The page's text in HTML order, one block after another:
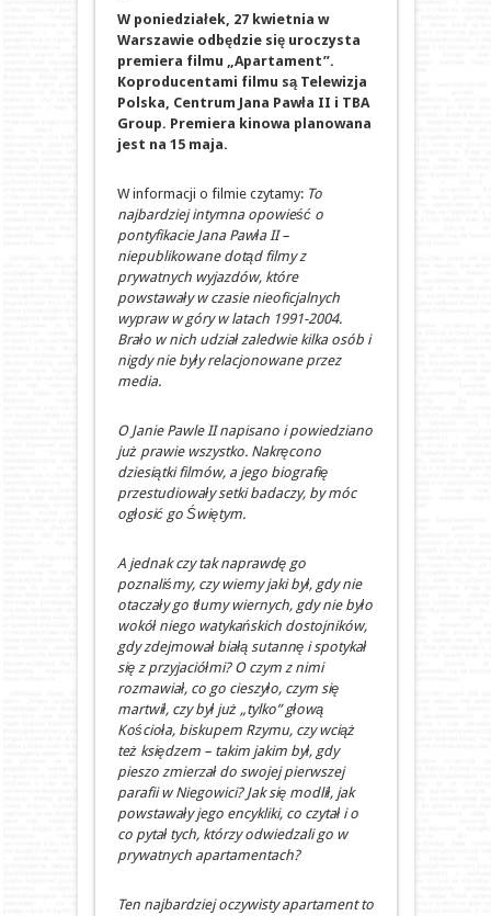
W poniedziałek, 27 kwietnia w
Warszawie odbędzie się uroczysta
premiera filmu „Apartament”.
Koproducentami filmu są Telewizja
Polska, Centrum Jana Pawła II i TBA
Group. Premiera kinowa planowana
jest na 15 maja.
W informacji o filmie czytamy: To
najbardziej intymna opowieść o
pontyfikacie Jana Pawła II –
niepublikowane dotąd filmy z
prywatnych wyjazdów, które
powstawały w czasie nieoficjalnych
wypraw w góry w latach 1991-2004.
Brało w nich udział zaledwie kilka osób i
nigdy nie były relacjonowane przez
media.
O Janie Pawle II napisano i powiedziano
już prawie wszystko. Nakręcono
dziesiątki filmów, a jego biografię
przestudiowały setki badaczy, by móc
ogłosić go Świętym.
A jednak czy tak naprawdę go
poznaliśmy, czy wiemy jaki był, gdy nie
otaczały go tłumy wiernych, gdy nie było
wokół niego watykańskich dostojników,
gdy zdejmował białą sutannę i spotykał
się z przyjaciółmi? O czym z nimi
rozmawiał, co go cieszyło, czym się
martwił, czy był już „tylko” głową
Kościoła, biskupem Rzymu, czy wciąż
też księdzem – takim jakim był, gdy
pieszo zmierzał do swojej pierwszej
parafii w Niegowici? Jak się modlił, jak
powstawały jego encykliki, co czytał i o
co pytał tych, którzy odwiedzali go w
prywatnych apartamentach?
Ten najbardziej oczywisty apartament to